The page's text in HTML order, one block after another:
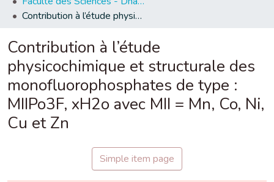
Contribution à l’étude physicochimique et structurale des monofluorophosphates de type : MIIPo3F, xH2o avec MII = Mn, Co, Ni, Cu et Zn
Contribution à l’étude
physicochimique et structurale des
monofluorophosphates de type :
MIIPo3F, xH2o avec MII = Mn, Co, Ni,
Cu et Zn
Simple item page